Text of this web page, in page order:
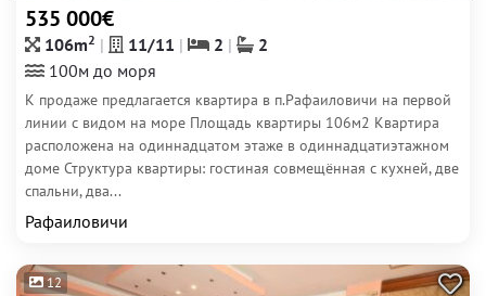
535 000€
106m2 11/11 2
2
100м до моря
К продаже предлагается квартира в п.Рафаиловичи на первой
линии с видом на море Площадь квартиры 106м2 Квартира
расположена на одиннадцатом этаже в одиннадцатиэтажном
доме Структура квартиры: гостиная совмещённая с кухней, две
спальни, два...
Рафаиловичи
12